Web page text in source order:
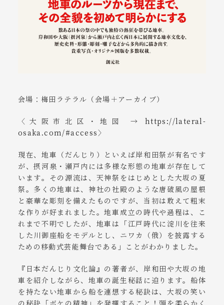
会場：梅田ラテラル（会場＋アーカイブ）
〈大阪市北区・地図 → https://lateral-
osaka.com/#access〉
現在、地車（だんじり）といえば岸和田祭が有名です
が、摂河泉・瀬戸内には多様な形態の地車が存在して
います。その源流は、天神祭をはじめとした大坂の夏
祭。多くの地車は、神社の社殿のような唐破風の屋根
と豪華な彫刻を備えたものですが、当初は敢えて粗末
な作りが好まれました。地車成立の時代や過程は、こ
れまで不明でしたが、地車は「江戸時代に淀川を往来
した川御座船をモデルとし、ニワカ（俄）を披露する
ための移動式芸能舞台である」ことがわかりました。
『日本だんじり文化論』の著者が、岸和田や大坂の地
車を紹介しながら、地車の誕生秘話に迫ります。船体
を持たない地車から船を連想する秘訣は、大坂の笑い